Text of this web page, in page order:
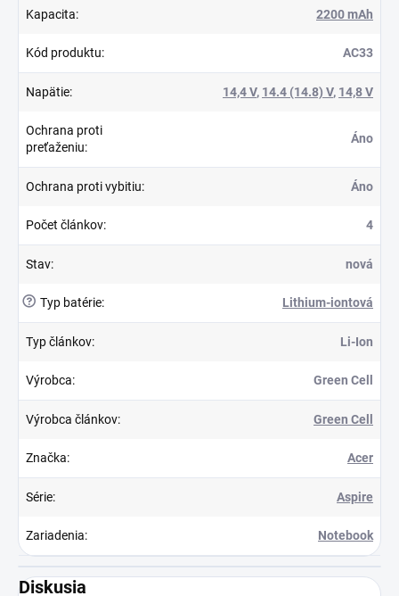
Kapacita: 2200 mAh
Kód produktu: AC33
Napätie: 14,4 V, 14.4 (14.8) V, 14,8 V
Ochrana proti
preťaženiu:
Áno
Ochrana proti vybitiu: Áno
Počet článkov: 4
Stav: nová
? Typ batérie: Lithium-iontová
Typ článkov: Li-Ion
Výrobca: Green Cell
Výrobca článkov: Green Cell
Značka: Acer
Série: Aspire
Zariadenia: Notebook
Diskusia